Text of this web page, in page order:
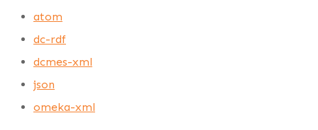
atom
dc-rdf
dcmes-xml
json
omeka-xml